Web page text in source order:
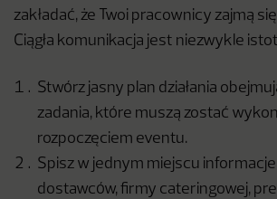
zakładać, że Twoi pracownicy zajmą
Ciągła komunikacja jest niezwykle
Stwórz jasny plan działania
zadania, które muszą zostać
rozpoczęciem eventu.
Spisz w jednym miejscu
dostawców, firmy cateringowej,